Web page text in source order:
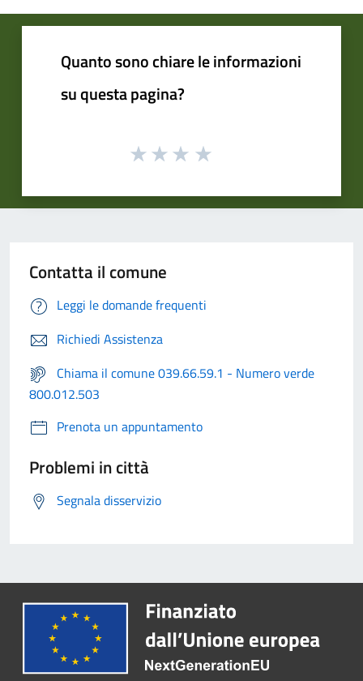
Quanto sono chiare le informazioni
su questa pagina?
Contatta il comune
Leggi le domande frequenti
Richiedi Assistenza
Chiama il comune 039.66.59.1 - Numero verde
800.012.503
Prenota un appuntamento
Problemi in città
Segnala disservizio